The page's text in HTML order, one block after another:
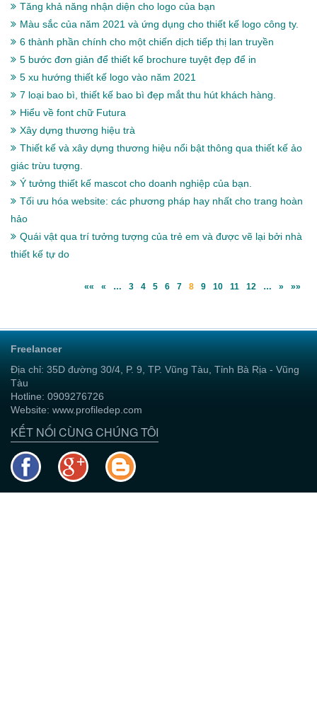
Tăng khả năng nhận diện cho logo của bạn
Màu sắc của năm 2021 và ứng dụng cho thiết kế logo công ty.
6 thành phần chính cho một chiến dịch tiếp thị lan truyền
5 bước đơn giản để thiết kế brochure tuyệt đẹp để in
5 xu hướng thiết kế logo vào năm 2021
7 loại bao bì, thiết kế bao bì đẹp mắt thu hút khách hàng.
Hiểu về font chữ Futura
Xây dựng thương hiệu trà
Thiết kế và xây dựng thương hiệu nổi bật thông qua thiết kế ảo
giác trừu tượng.
Ý tưởng thiết kế mascot cho doanh nghiệp của bạn.
Tối ưu hóa website: các phương pháp hay nhất cho trang hoàn
hảo
Quái vật qua trí tưởng tượng của trẻ em và được vẽ lại bởi nhà
thiết kế tự do
«« « … 3 4 5 6 7 8 9 10 11 12 … » »»
Freelancer
Địa chỉ: 35D đường 30/4, P. 9, TP. Vũng Tàu, Tỉnh Bà Rịa - Vũng
Tàu
Hotline: 0909276726
Website: www.profiledep.com
KẾT NỐI CÙNG CHÚNG TÔI